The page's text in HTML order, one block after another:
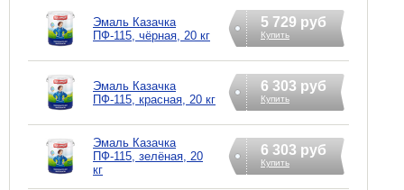
Эмаль Казачка
ПФ-115, чёрная, 20 кг
5 729 руб
Купить
Эмаль Казачка
ПФ-115, красная, 20 кг
6 303 руб
Купить
Эмаль Казачка
ПФ-115, зелёная, 20
кг
6 303 руб
Купить